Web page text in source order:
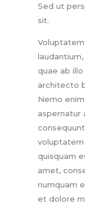
Sed ut
sit.
quae ab
architecto
Nemo
aspernatur
voluptatem
quisquam
amet,
numquam
et dolore